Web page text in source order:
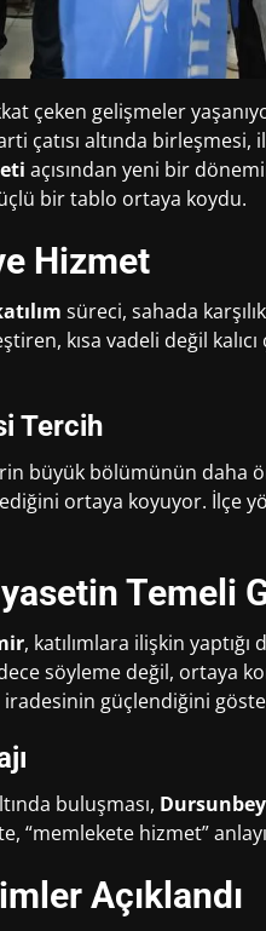
çeken gelişmeler
çatısı altında
açısından yeni bir
bir tablo ortaya koydu.
Hizmet
süreci, sahada
kısa vadeli değil
Tercih
büyük bölümünün daha
ortaya koyuyor. İlçe
Temeli
, katılımlara ilişkin
söyleme değil, ortaya
güçlendiğini
buluşması,
hizmet”
Açıklandı